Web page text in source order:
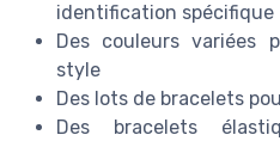
identification spécifique
Des couleurs variées
style
Des lots de bracelets
Des bracelets